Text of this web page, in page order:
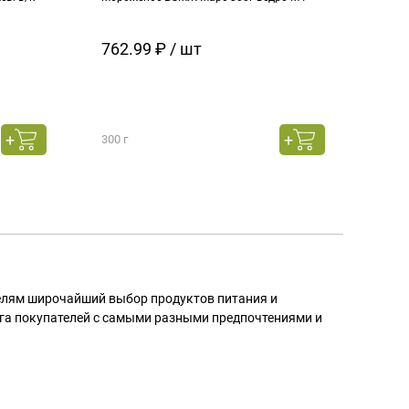
762.99 ₽ / шт
300 г
широчайший выбор продуктов питания и
покупателей с самыми разными предпочтениями и